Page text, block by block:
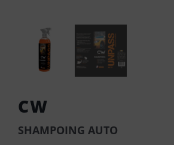
CW
SHAMPOING AUTO